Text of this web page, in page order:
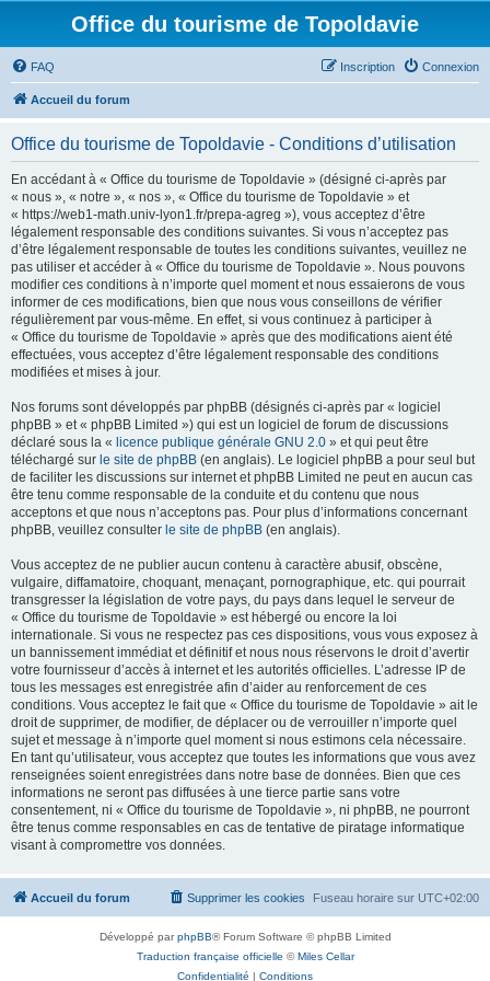
Office du tourisme de Topoldavie
FAQ Connexion
Inscription
Accueil du forum
Office du tourisme de Topoldavie - Conditions d’utilisation
En accédant à « Office du tourisme de Topoldavie » (désigné ci-après par
« nous », « notre », « nos », « Office du tourisme de Topoldavie » et
« https://web1-math.univ-lyon1.fr/prepa-agreg »), vous acceptez d’être
légalement responsable des conditions suivantes. Si vous n’acceptez pas
d’être légalement responsable de toutes les conditions suivantes, veuillez ne
pas utiliser et accéder à « Office du tourisme de Topoldavie ». Nous pouvons
modifier ces conditions à n’importe quel moment et nous essaierons de vous
informer de ces modifications, bien que nous vous conseillons de vérifier
régulièrement par vous-même. En effet, si vous continuez à participer à
« Office du tourisme de Topoldavie » après que des modifications aient été
effectuées, vous acceptez d’être légalement responsable des conditions
modifiées et mises à jour.
Nos forums sont développés par phpBB (désignés ci-après par « logiciel
phpBB » et « phpBB Limited ») qui est un logiciel de forum de discussions
déclaré sous la « licence publique générale GNU 2.0 » et qui peut être
téléchargé sur le site de phpBB (en anglais). Le logiciel phpBB a pour seul but
de faciliter les discussions sur internet et phpBB Limited ne peut en aucun cas
être tenu comme responsable de la conduite et du contenu que nous
acceptons et que nous n’acceptons pas. Pour plus d’informations concernant
phpBB, veuillez consulter le site de phpBB (en anglais).
Vous acceptez de ne publier aucun contenu à caractère abusif, obscène,
vulgaire, diffamatoire, choquant, menaçant, pornographique, etc. qui pourrait
transgresser la législation de votre pays, du pays dans lequel le serveur de
« Office du tourisme de Topoldavie » est hébergé ou encore la loi
internationale. Si vous ne respectez pas ces dispositions, vous vous exposez à
un bannissement immédiat et définitif et nous nous réservons le droit d’avertir
votre fournisseur d’accès à internet et les autorités officielles. L’adresse IP de
tous les messages est enregistrée afin d’aider au renforcement de ces
conditions. Vous acceptez le fait que « Office du tourisme de Topoldavie » ait le
droit de supprimer, de modifier, de déplacer ou de verrouiller n’importe quel
sujet et message à n’importe quel moment si nous estimons cela nécessaire.
En tant qu’utilisateur, vous acceptez que toutes les informations que vous avez
renseignées soient enregistrées dans notre base de données. Bien que ces
informations ne seront pas diffusées à une tierce partie sans votre
consentement, ni « Office du tourisme de Topoldavie », ni phpBB, ne pourront
être tenus comme responsables en cas de tentative de piratage informatique
visant à compromettre vos données.
Accueil du forum Fuseau horaire sur UTC+02:00
Supprimer les cookies
Développé parphpBB® Forum Software © phpBB Limited
Traduction française officielle ©Miles Cellar
Confidentialité | Conditions